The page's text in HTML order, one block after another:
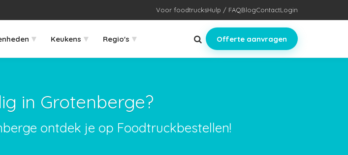
Voor foodtrucksHulp / FAQBlogContactLogin
▾ Keukens ▾ Regio's ▾ Offerte aanvragen
in Grotenberge?
ontdek je op Foodtruckbestellen!